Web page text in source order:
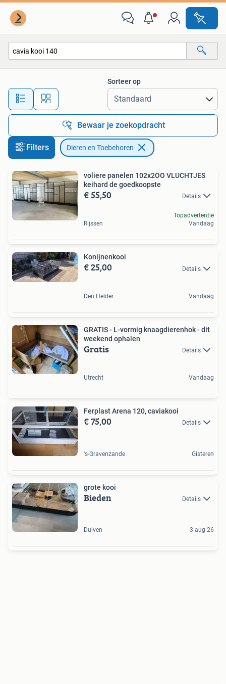
Alle afstanden…
Sorteer op
Bewaar je zoekopdracht
Filters Dieren en Toebehoren
voliere panelen 102x2OO VLUCHTJES
keihard de goedkoopste
€ 55,50 Details
Rijssen
Topadvertentie
Vandaag
Konijnenkooi
€ 25,00 Details
Den Helder Vandaag
GRATIS - L-vormig knaagdierenhok - dit
weekend ophalen
Gratis Details
Utrecht Vandaag
Ferplast Arena 120, caviakooi
€ 75,00 Details
's-Gravenzande Gisteren
grote kooi
Bieden Details
Duiven 3 aug 26